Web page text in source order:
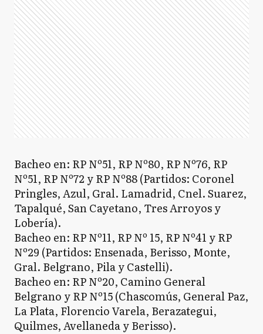
Bacheo en: RP Nº51, RP Nº80, RP Nº76, RP
Nº51, RP Nº72 y RP Nº88 (Partidos: Coronel
Pringles, Azul, Gral. Lamadrid, Cnel. Suarez,
Tapalqué, San Cayetano, Tres Arroyos y
Lobería).
Bacheo en: RP Nº11, RP Nº 15, RP Nº41 y RP
Nº29 (Partidos: Ensenada, Berisso, Monte,
Gral. Belgrano, Pila y Castelli).
Bacheo en: RP Nº20, Camino General
Belgrano y RP Nº15 (Chascomús, General Paz,
La Plata, Florencio Varela, Berazategui,
Quilmes, Avellaneda y Berisso).